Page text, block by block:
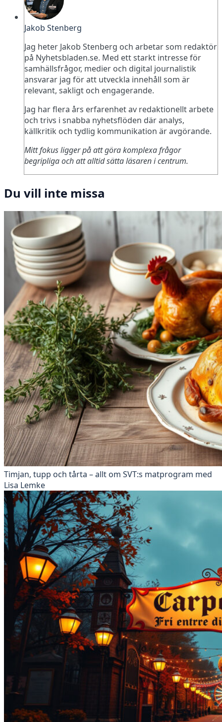
Jakob Stenberg
Jag heter Jakob Stenberg och arbetar som redaktör
på Nyhetsbladen.se. Med ett starkt intresse för
samhällsfrågor, medier och digital journalistik
ansvarar jag för att utveckla innehåll som är
relevant, sakligt och engagerande.
Jag har flera års erfarenhet av redaktionellt arbete
och trivs i snabba nyhetsflöden där analys,
källkritik och tydlig kommunikation är avgörande.
Mitt fokus ligger på att göra komplexa frågor
begripliga och att alltid sätta läsaren i centrum.
Du vill inte missa
Timjan, tupp och tårta – allt om SVT:s matprogram med
Lisa Lemke